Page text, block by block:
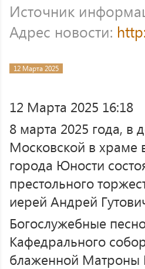
Источник
Адрес новости:
12 Марта 2025
12 Марта 2025 16:18
8 марта 2025 года,
Московской в храме
города Юности
престольного
иерей Андрей
Богослужебные
Кафедрального
блаженной Матроны